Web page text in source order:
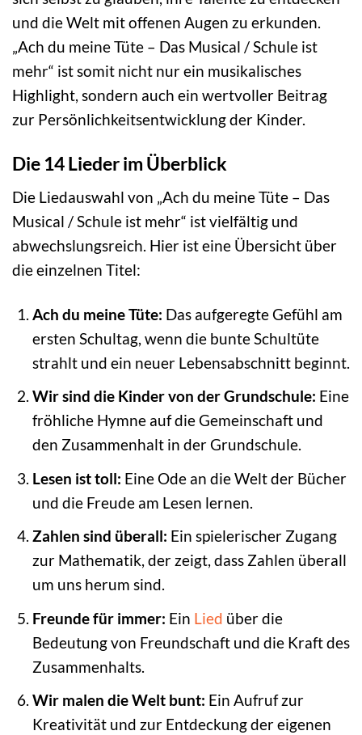
und die Welt mit offenen Augen zu erkunden.
„Ach du meine Tüte – Das Musical / Schule ist
mehr“ ist somit nicht nur ein musikalisches
Highlight, sondern auch ein wertvoller Beitrag
zur Persönlichkeitsentwicklung der Kinder.
Die 14 Lieder im Überblick
Die Liedauswahl von „Ach du meine Tüte – Das
Musical / Schule ist mehr“ ist vielfältig und
abwechslungsreich. Hier ist eine Übersicht über
die einzelnen Titel:
Ach du meine Tüte: Das aufgeregte Gefühl am
ersten Schultag, wenn die bunte Schultüte
strahlt und ein neuer Lebensabschnitt beginnt.
Wir sind die Kinder von der Grundschule: Eine
fröhliche Hymne auf die Gemeinschaft und
den Zusammenhalt in der Grundschule.
Lesen ist toll: Eine Ode an die Welt der Bücher
und die Freude am Lesen lernen.
Zahlen sind überall: Ein spielerischer Zugang
zur Mathematik, der zeigt, dass Zahlen überall
um uns herum sind.
Freunde für immer: Ein Lied über die
Bedeutung von Freundschaft und die Kraft des
Zusammenhalts.
Wir malen die Welt bunt: Ein Aufruf zur
Kreativität und zur Entdeckung der eigenen